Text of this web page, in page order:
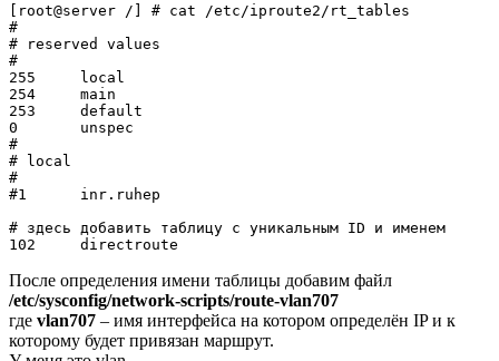
[root@server /] # cat /etc/iproute2/rt_tables
#
# reserved values
#
255	local
254	main
253	default
0	unspec
#
# local
#
#1	inr.ruhep
# здесь добавить таблицу с уникальным ID и именем
После определения имени таблицы добавим файл
/etc/sysconfig/network-scripts/route-vlan707
где vlan707 – имя интерфейса на котором определён IP и к
которому будет привязан маршрут.